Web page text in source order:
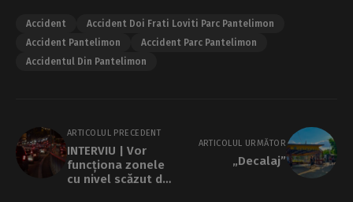
Accident
Accident Doi Frati Loviti Parc Pantelimon
Accident Pantelimon
Accident Parc Pantelimon
Accidentul Din Pantelimon
ARTICOLUL PRECEDENT
INTERVIU | Vor
funcționa zonele
cu nivel scăzut de
ARTICOLUL URMĂTOR
„Decalaj”